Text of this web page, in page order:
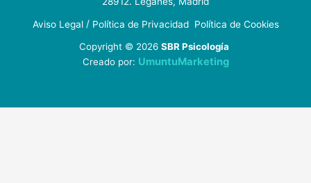
Aviso Legal/ Política de Privacidad Política de Cookies
Copyright © 2026 SBR Psicología
Creado por: UmuntuMarketing